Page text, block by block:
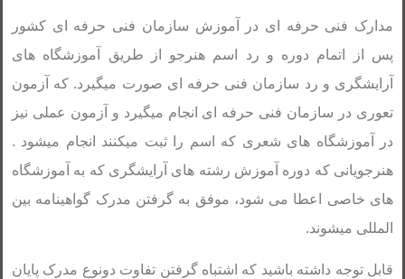
مدارک فنی حرفه ای در آموزش سازمان فنی حرفه ای کشور
پس از اتمام دوره و رد اسم هنرجو از طریق آموزشگاه های
آرایشگری و رد سازمان فنی حرفه ای صورت میگیرد. که آزمون
تعوری در سازمان فنی حرفه ای انجام میگیرد و آزمون عملی نیز
در آموزشگاه های شعری که اسم را ثبت میکنند انجام میشود .
هنرجویانی که دوره آموزش رشته های آرایشگری که به آموزشگاه
های خاصی اعطا می شود، موفق به گرفتن مدرک گواهینامه بین
المللی میشوند.
قابل توجه داشته باشید که اشتباه گرفتن تفاوت دونوع مدرک پایان